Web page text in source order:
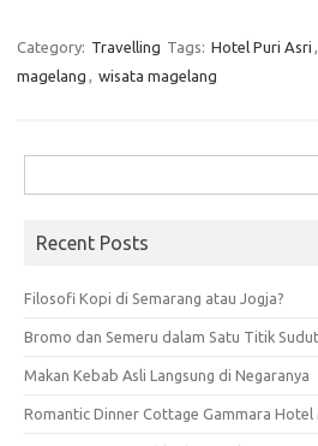
Category: Travelling Tags: Hotel Puri Asri ,
magelang , wisata magelang
for:
Recent Posts
Filosofi Kopi di Semarang atau Jogja?
Bromo dan Semeru dalam Satu Titik
Makan Kebab Asli Langsung di Negaranya
Romantic Dinner Cottage Gammara Hotel